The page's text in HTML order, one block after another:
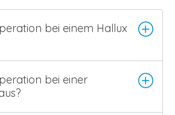
bei einem Hallux
bei einer